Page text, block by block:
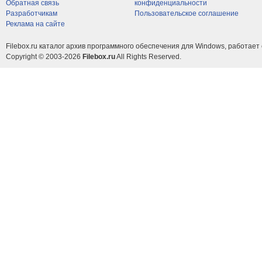
Обратная связь
Разработчикам
Реклама на сайте
конфиденциальности
Пользовательское соглашение
Filebox.ru каталог архив программного обеспечения для Windows, работает
Copyright © 2003-2026 Filebox.ruAll Rights Reserved.